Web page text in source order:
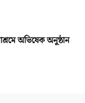
অভিষেক অনুষ্ঠান